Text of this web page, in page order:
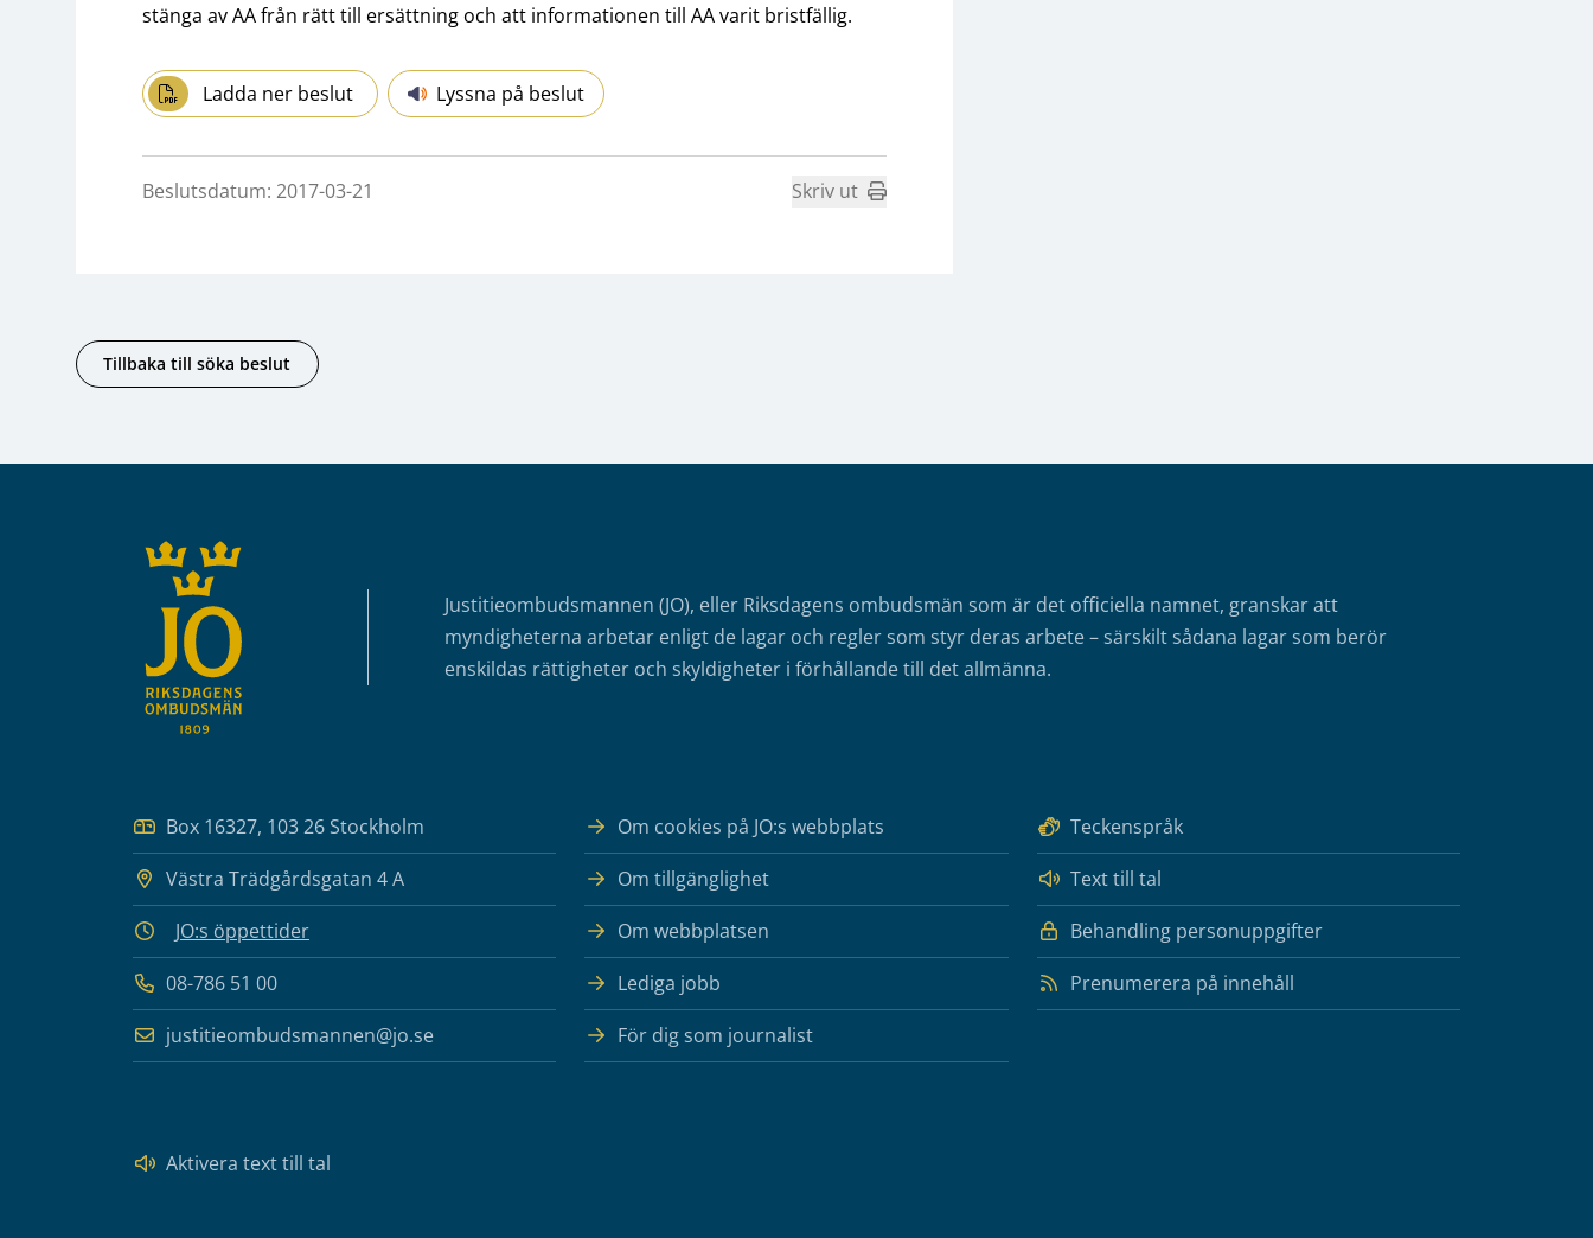
stänga av AA från rätt till ersättning och att informationen till AA varit bristfällig.
Ladda ner beslut Lyssna på beslut
Beslutsdatum: 2017-03-21 Skriv ut
Tillbaka till söka beslut
Justitieombudsmannen (JO), eller Riksdagens ombudsmän som är det officiella namnet, granskar att
myndigheterna arbetar enligt de lagar och regler som styr deras arbete – särskilt sådana lagar som berör
enskildas rättigheter och skyldigheter i förhållande till det allmänna.
Box 16327, 103 26 Stockholm
Västra Trädgårdsgatan 4 A
JO:s öppettider
08-786 51 00
justitieombudsmannen@jo.se
Om cookies på JO:s webbplats
Teckenspråk
Om tillgänglighet
Text till tal
Om webbplatsen
Behandling personuppgifter
Lediga jobb
Prenumerera på innehåll
För dig som journalist
Aktivera text till tal